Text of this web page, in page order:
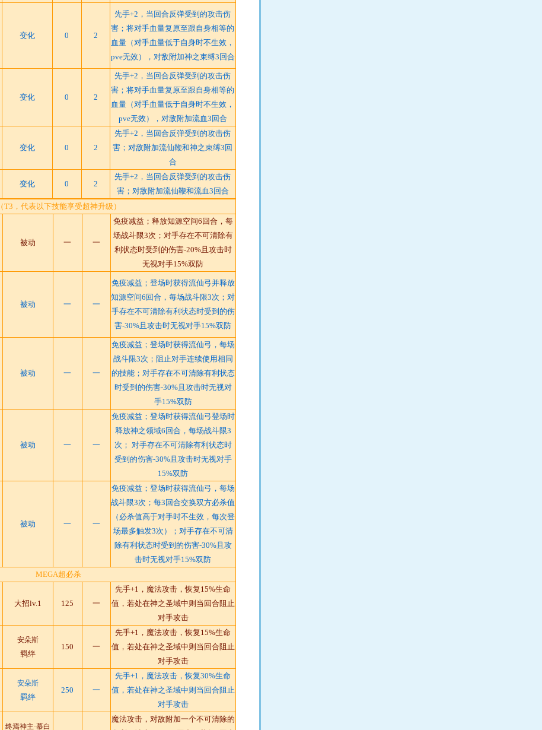
变化 0 2
先手+2，当回合反弹受到的攻击伤
害；将对手血量复原至跟自身相等的
血量（对手血量低于自身时不生效，
pve无效），对敌附加神之束缚3回合
变化 0 2
先手+2，当回合反弹受到的攻击伤
害；将对手血量复原至跟自身相等的
血量（对手血量低于自身时不生效，
pve无效），对敌附加流血3回合
变化 0 2
先手+2，当回合反弹受到的攻击伤
害；对敌附加流仙鞭和神之束缚3回
合
变化 0 2
先手+2，当回合反弹受到的攻击伤
害；对敌附加流仙鞭和流血3回合
（T3，代表以下技能享受超神升级）
被动 一 一
免疫减益；释放知源空间6回合，每
场战斗限3次；对手存在不可清除有
利状态时受到的伤害-20%且攻击时
无视对手15%双防
被动 一 一
免疫减益；登场时获得流仙弓并释放
知源空间6回合，每场战斗限3次；对
手存在不可清除有利状态时受到的伤
害-30%且攻击时无视对手15%双防
被动 一 一
免疫减益；登场时获得流仙弓，每场
战斗限3次；阻止对手连续使用相同
的技能；对手存在不可清除有利状态
时受到的伤害-30%且攻击时无视对
手15%双防
被动 一 一
免疫减益；登场时获得流仙弓登场时
释放神之领域6回合，每场战斗限3
次； 对手存在不可清除有利状态时
受到的伤害-30%且攻击时无视对手
15%双防
被动 一 一
免疫减益；登场时获得流仙弓，每场
战斗限3次；每3回合交换双方必杀值
（必杀值高于对手时不生效，每次登
场最多触发3次）；对手存在不可清
除有利状态时受到的伤害-30%且攻
击时无视对手15%双防
MEGA超必杀
大招lv.1 125 一
先手+1，魔法攻击，恢复15%生命
值，若处在神之圣域中则当回合阻止
对手攻击
安朵斯
羁绊
150 一
先手+1，魔法攻击，恢复15%生命
值，若处在神之圣域中则当回合阻止
对手攻击
安朵斯
羁绊
250 一
先手+1，魔法攻击，恢复30%生命
值，若处在神之圣域中则当回合阻止
对手攻击
终焉神主·慕白
魔法攻击，对敌附加一个不可清除的